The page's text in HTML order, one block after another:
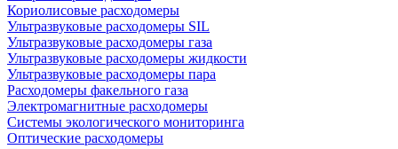
Кориолисовые расходомеры
Ультразвуковые расходомеры SIL
Ультразвуковые расходомеры газа
Ультразвуковые расходомеры жидкости
Ультразвуковые расходомеры пара
Расходомеры факельного газа
Электромагнитные расходомеры
Системы экологического мониторинга
Оптические расходомеры